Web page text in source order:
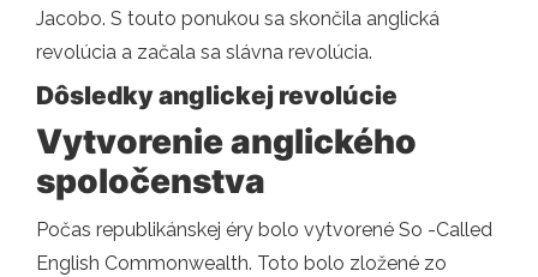
Jacobo. S touto ponukou sa skončila anglická
revolúcia a začala sa slávna revolúcia.
Dôsledky anglickej revolúcie
Vytvorenie anglického
spoločenstva
Počas republikánskej éry bolo vytvorené So -Called
English Commonwealth. Toto bolo zložené zo